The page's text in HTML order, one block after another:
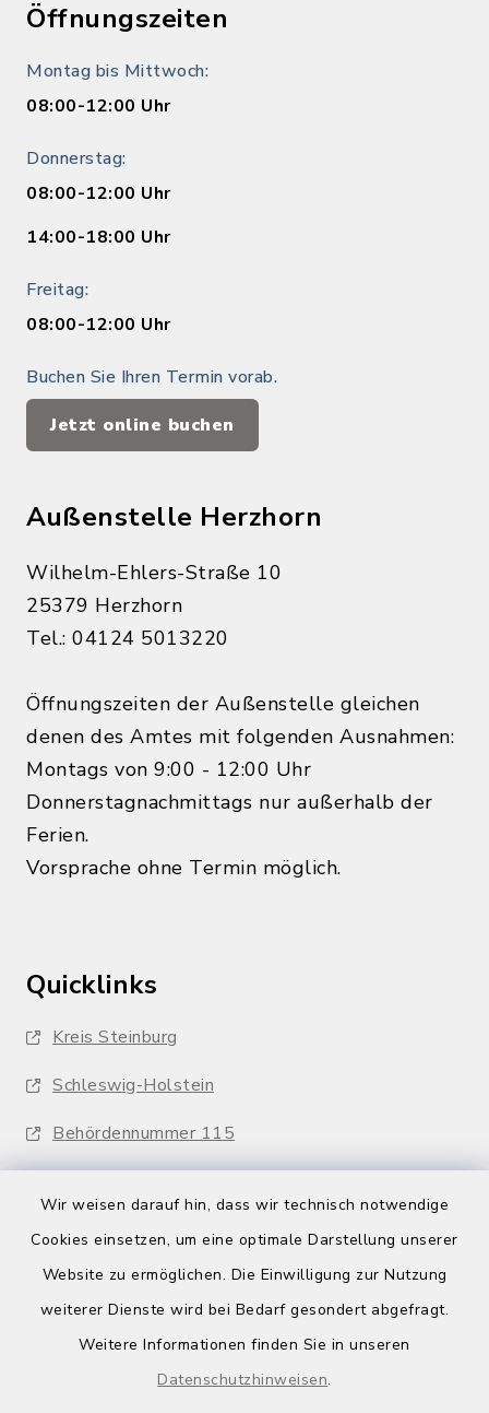
Wir weisen darauf hin, dass wir technisch notwendige
Cookies einsetzen, um eine optimale Darstellung unserer
Website zu ermöglichen. Die Einwilligung zur Nutzung
weiterer Dienste wird bei Bedarf gesondert abgefragt.
Weitere Informationen finden Sie in unseren
Datenschutzhinweisen.
Öffnungszeiten
Montag bis Mittwoch:
08:00-12:00 Uhr
Donnerstag:
08:00-12:00 Uhr
14:00-18:00 Uhr
Freitag:
08:00-12:00 Uhr
Buchen Sie Ihren Termin vorab.
Jetzt online buchen
Außenstelle Herzhorn
Wilhelm-Ehlers-Straße 10
25379 Herzhorn
Tel.: 04124 5013220
Öffnungszeiten der Außenstelle gleichen
denen des Amtes mit folgenden Ausnahmen:
Montags von 9:00 - 12:00 Uhr
Donnerstagnachmittags nur außerhalb der
Ferien.
Vorsprache ohne Termin möglich.
Quicklinks
Kreis Steinburg
Schleswig-Holstein
Behördennummer 115
Barrierefreiheit